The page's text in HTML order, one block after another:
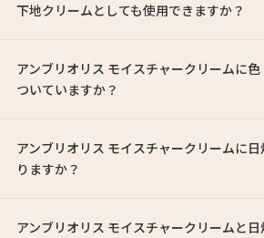
下地クリームとしても使用できますか？
アンブリオリス モイスチャークリームに
ついていますか？
アンブリオリス モイスチャークリームに
りますか？
アンブリオリス モイスチャークリームと